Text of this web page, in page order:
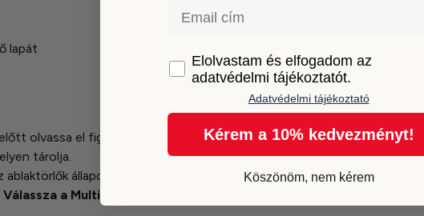
lapát
olvassa el figyelmesen a használati utasítást.
tárolja.
ablaktörlők állapotát, és szükség esetén cserélje ki őket.
a MultiConnect ablaktörlő lapátokat!
GDPRElolvastam és elfogadom az
adatvédelmi tájékoztatót.
Adatvédelmi tájékoztató
Kérem a 10% kedvezményt!
Köszönöm, nem kérem